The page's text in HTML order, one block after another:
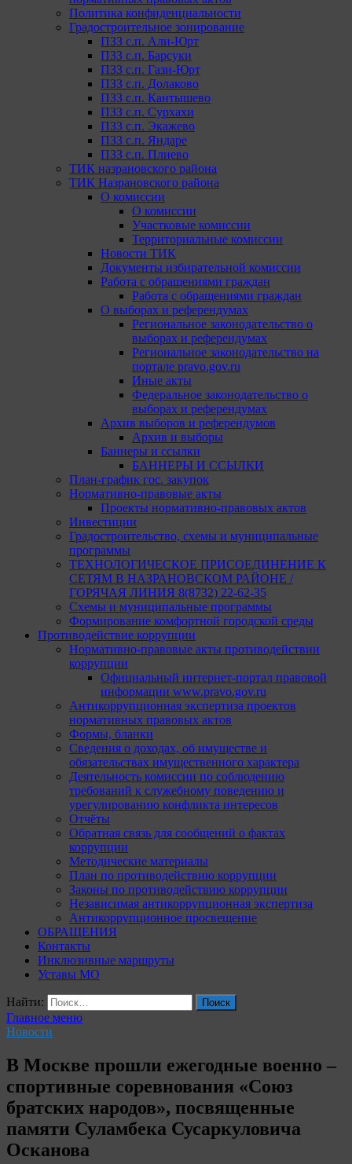
Политика конфиденциальности
Градостроительное зонирование
ПЗЗ с.п. Али-Юрт
ПЗЗ с.п. Барсуки
ПЗЗ с.п. Гази-Юрт
ПЗЗ с.п. Долаково
ПЗЗ с.п. Кантышево
ПЗЗ с.п. Сурхахи
ПЗЗ с.п. Экажево
ПЗЗ с.п. Яндаре
ПЗЗ с.п. Плиево
ТИК назрановского района
ТИК Назрановского района
О комиссии
О комиссии
Участковые комиссии
Территориальные комиссии
Новости ТИК
Документы избирательной комиссии
Работа с обращениями граждан
Работа с обращениями граждан
О выборах и референдумах
Региональное законодательство о
выборах и референдумах
Региональное законодательство на
портале pravo.gov.ru
Иные акты
Федеральное законодательство о
выборах и референдумах
Архив выборов и референдумов
Архив и выборы
Баннеры и ссылки
БАННЕРЫ И ССЫЛКИ
План-график гос. закупок
Нормативно-правовые акты
Проекты нормативно-правовых актов
Инвестиции
Градостроительство, схемы и муниципальные
программы
ТЕХНОЛОГИЧЕСКОЕ ПРИСОЕДИНЕНИЕ К
СЕТЯМ В НАЗРАНОВСКОМ РАЙОНЕ /
ГОРЯЧАЯ ЛИНИЯ 8(8732) 22-62-35
Схемы и муниципальные программы
Формирование комфортной городской среды
Противодействие коррупции
Нормативно-правовые акты противодействии
коррупции
Официальный интернет-портал правовой
информации www.pravo.gov.ru
Антикоррупционная экспертиза проектов
нормативных правовых актов
Формы, бланки
Сведения о доходах, об имуществе и
обязательствах имущественного характера
Деятельность комиссии по соблюдению
требований к служебному поведению и
урегулированию конфликта интересов
Отчёты
Обратная связь для сообщений о фактах
коррупции
Методические материалы
План по противодействию коррупции
Законы по противодействию коррупции
Независимая антикоррупционная экспертиза
Антикоррупционное просвещение
ОБРАЩЕНИЯ
Контакты
Инклюзивные маршруты
Уставы МО
Найти:
Главное меню
Новости
В Москве прошли ежегодные военно –
спортивные соревнования «Союз
братских народов», посвященные
памяти Суламбека Сусаркуловича
Осканова